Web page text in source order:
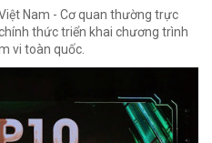
Nam - Cơ quan thường trực
thức triển khai chương trình
vi toàn quốc.